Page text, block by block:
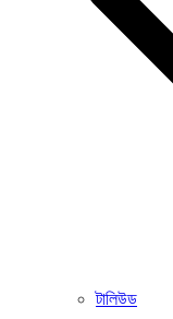
টালিউড